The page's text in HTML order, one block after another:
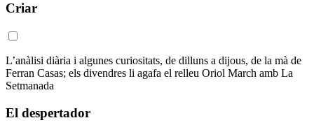
Criar
L’anàlisi diària i algunes curiositats, de dilluns a dijous, de la mà de
Ferran Casas; els divendres li agafa el relleu Oriol March amb La
Setmanada
El despertador